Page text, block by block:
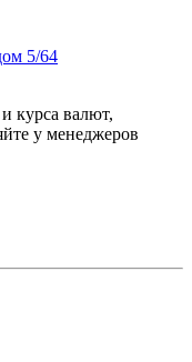
5/64
курса валют,
у менеджеров